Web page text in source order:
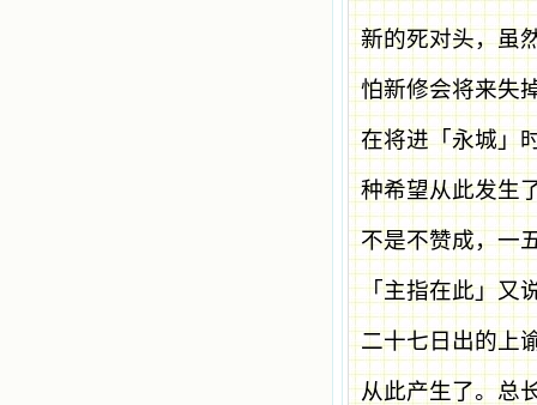
新的死对头，虽
怕新修会将来失
在将进「永城」
种希望从此发生
不是不赞成，一
「主指在此」又
二十七日出的上
从此产生了。总